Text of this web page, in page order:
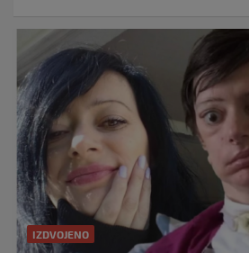
IZDVOJENO